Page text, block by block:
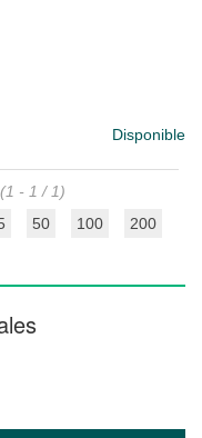
Disponible
(1 - 1 / 1)
50 100 200